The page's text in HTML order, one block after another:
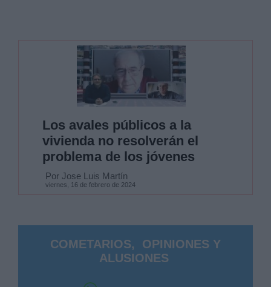
Los avales públicos a la
vivienda no resolverán el
problema de los jóvenes
Por Jose Luis Martín
viernes, 16 de febrero de 2024
COMETARIOS, OPINIONES Y
ALUSIONES